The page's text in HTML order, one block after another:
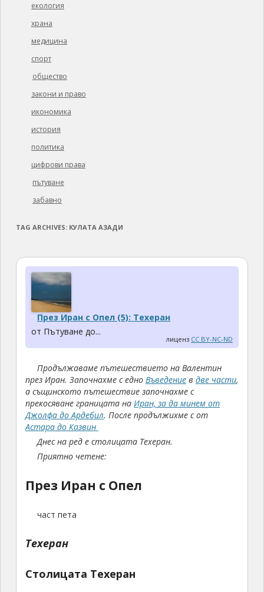
екология
храна
медицина
спорт
общество
закони и право
икономика
история
политика
цифрови права
пътуване
забавно
TAG ARCHIVES: КУЛАТА АЗАДИ
През Иран с Опел (5): Техеран
от Пътуване до...
лиценз CC BY-NC-ND
Продължаваме пътешествието на Валентин
през Иран. Започнахме с едно Въведениев две части,
а същинското пътешествие започнахме с
прекосяване границата на Иран, за да минем от
Джолфа до Ардебил. После продължихме с от
Астара до Казвин
Днес на ред е столицата Техеран.
Приятно четене:
През Иран с Опел
част пета
Техеран
Столицата Техеран